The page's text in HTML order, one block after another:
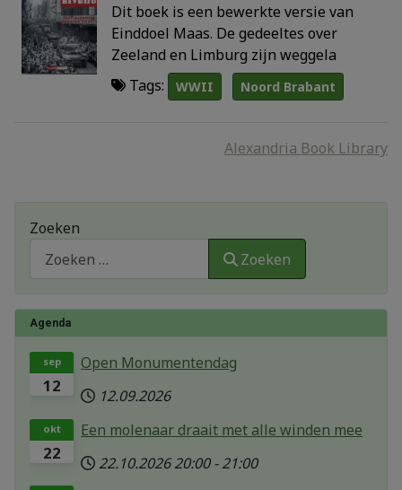
Dit boek is een bewerkte versie van
Einddoel Maas. De gedeeltes over
Zeeland en Limburg zijn weggela
Tags:
WWII Noord Brabant
Alexandria Book Library
Zoeken
Zoeken
Agenda
12
sep
Open Monumentendag
12.09.2026
22
okt
Een molenaar draait met alle winden mee
22.10.2026 20:00 - 21:00